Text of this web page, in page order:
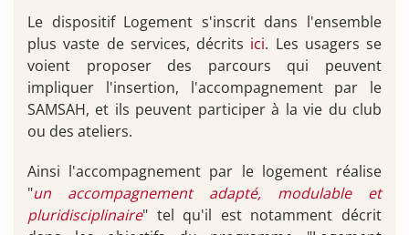
Le dispositif Logement s'inscrit dans l'ensemble
plus vaste de services, décrits ici. Les usagers se
voient proposer des parcours qui peuvent
impliquer l'insertion, l'accompagnement par le
SAMSAH, et ils peuvent participer à la vie du club
ou des ateliers.
Ainsi l'accompagnement par le logement réalise
"un accompagnement adapté, modulable et
pluridisciplinaire" tel qu'il est notamment décrit